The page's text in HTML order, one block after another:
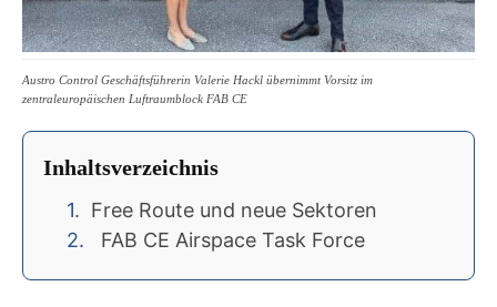
Austro Control Geschäftsführerin Valerie Hackl übernimmt Vorsitz im
zentraleuropäischen Luftraumblock FAB CE
Inhaltsverzeichnis
Free Route und neue Sektoren
FAB CE Airspace Task Force